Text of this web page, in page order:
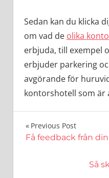
Sedan kan du klicka
om vad de olika
erbjuda, till exempel
erbjuder parkering
avgörande för
kontorshotell som är
Previous Post
Få feedback från
Så